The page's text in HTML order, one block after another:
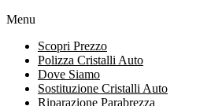
Menu
Scopri Prezzo
Polizza Cristalli Auto
Dove Siamo
Sostituzione Cristalli Auto
Riparazione Parabrezza